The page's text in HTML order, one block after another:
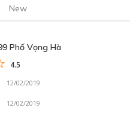
New
Phố Vọng Hà
4.5
12/02/2019
12/02/2019